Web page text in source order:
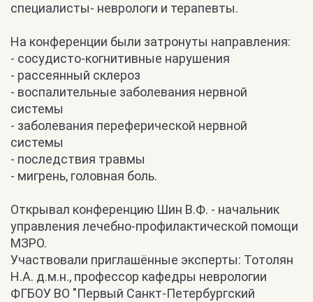
специалисты- неврологи и терапевты.
На конференции были затронуты направления:
- сосудисто-когнитивные нарушения
- рассеянный склероз
- воспалительные заболевания нервной
системы
- заболевания переферической нервной
системы
- последствия травмы
- мигрень, головная боль.
Открывал конференцию Шин В.Ф. - начальник
управления лечебно-профилактической помощи
МЗРО.
Участвовали приглашённые эксперты: Тотолян
Н.А. д.м.н., профессор кафедры неврологии
ФГБОУ ВО "Первый Санкт-Петербургский